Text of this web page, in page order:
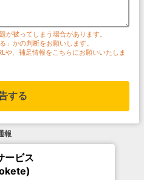
被ってしまう場合があります。
」かの判断をお願いします。
や、補足情報をこちらにお願いいたしま
する
報
ービス